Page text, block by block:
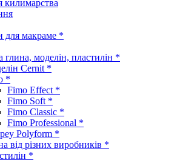
килимарства
для макраме *
глина, моделін, пластилін *
Cernit *
*
Fimo Effect *
Fimo Soft *
Fimo Classic *
Fimo Professional *
Polyform *
від різних виробників *
*